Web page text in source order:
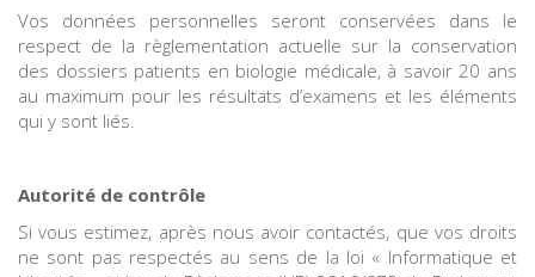
Vos données personnelles seront conservées dans le
respect de la règlementation actuelle sur la conservation
des dossiers patients en biologie médicale, à savoir 20 ans
au maximum pour les résultats d’examens et les éléments
qui y sont liés.
Autorité de contrôle
Si vous estimez, après nous avoir contactés, que vos droits
ne sont pas respectés au sens de la loi « Informatique et